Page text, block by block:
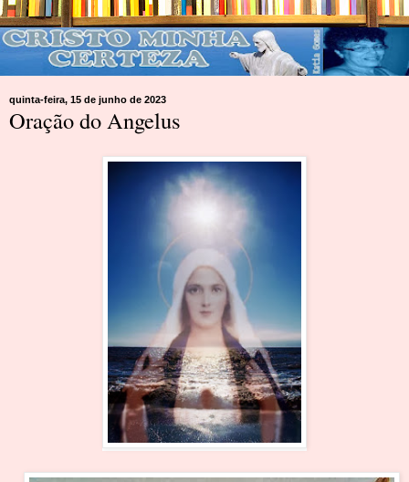
quinta-feira, 15 de junho de 2023
Oração do Angelus